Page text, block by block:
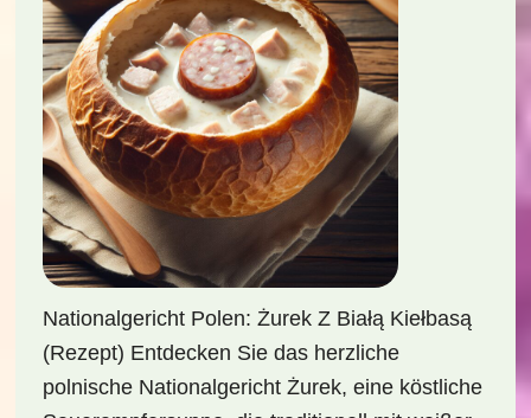
Nationalgericht Polen: Żurek Z Białą Kiełbasą
(Rezept) Entdecken Sie das herzliche
polnische Nationalgericht Żurek, eine köstliche